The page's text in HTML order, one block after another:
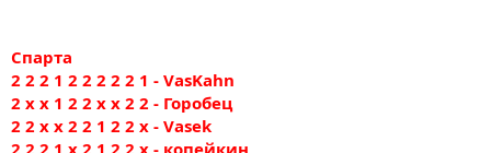
Спарта
2 2 2 1 2 2 2 2 2 1 - VasKahn
2 х х 1 2 2 х х 2 2 - Горобец
2 2 x x 2 2 1 2 2 x - Vasek
2 2 2 1 х 2 1 2 2 х - копейкин